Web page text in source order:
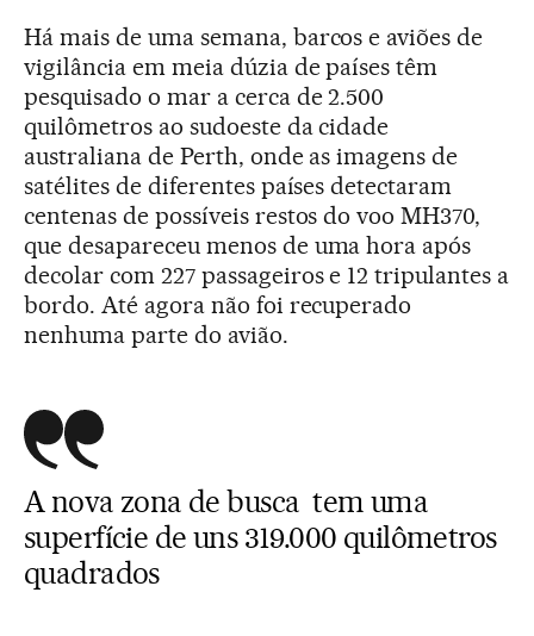
Há mais de uma semana, barcos e aviões de
vigilância em meia dúzia de países têm
pesquisado o mar a cerca de 2.500
quilômetros ao sudoeste da cidade
australiana de Perth, onde as imagens de
satélites de diferentes países detectaram
centenas de possíveis restos do voo MH370,
que desapareceu menos de uma hora após
decolar com 227 passageiros e 12 tripulantes a
bordo. Até agora não foi recuperado
nenhuma parte do avião.
A nova zona de busca tem uma
superfície de uns 319.000 quilômetros
quadrados